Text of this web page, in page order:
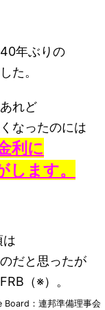
年ぶりの
た。
れど
なったのには
利に
します。
は
だと思ったが
（※）。
Board：連邦準備理事会